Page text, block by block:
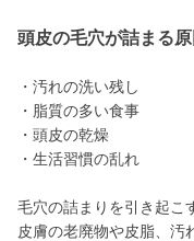
頭皮の毛穴が詰まる原
・汚れの洗い残し
・脂質の多い食事
・頭皮の乾燥
・生活習慣の乱れ
毛穴の詰まりを引き起こ
皮膚の老廃物や皮脂、汚